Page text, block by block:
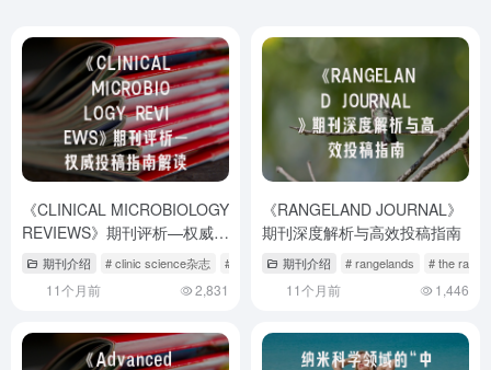
《CLINICAL MICROBIOLOGY
REVIEWS》期刊评析—权威投
稿指南解读
期刊介绍 # clinic science杂志 # clinical oncology journal # clinical pathology &
11个月前 2,831
《RANGELAND JOURNAL》
期刊深度解析与高效投稿指南
期刊介绍 # rangelands # the
11个月前 1,446